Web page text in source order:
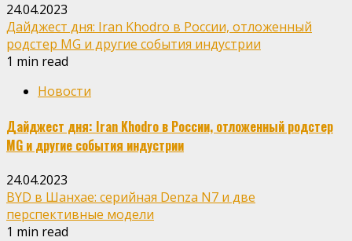
24.04.2023
Дайджест дня: Iran Khodro в России, отложенный
родстер MG и другие события индустрии
1 min read
Новости
Дайджест дня: Iran Khodro в России, отложенный родстер
MG и другие события индустрии
24.04.2023
BYD в Шанхае: серийная Denza N7 и две
перспективные модели
1 min read